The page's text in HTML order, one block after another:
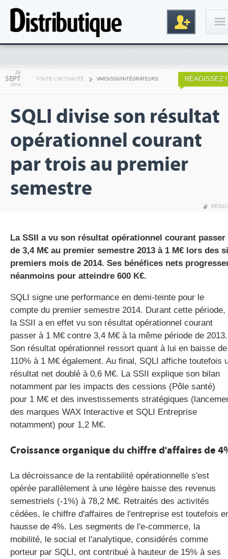
Inscription
gratuite
26
SEPT
2014
TOUTE L'ACTUALITÉ VARS/SSII/INTÉGRATEURS RÉAGISSEZ !
SQLI divise son résultat
opérationnel courant
par trois au premier
semestre
La SSII a vu son résultat opérationnel courant passer
de 3,4 M€ au premier semestre 2013 à 1 M€ lors des
premiers mois de 2014. Ses bénéfices nets
néanmoins pour atteindre 600 K€.
SQLI signe une performance en demi-teinte pour le
compte du premier semestre 2014. Durant cette période,
la SSII a en effet vu son résultat opérationnel courant
passer à 1 M€ contre 3,4 M€ à la même période de 2013.
Son résultat opérationnel ressort quant à lui en baisse de
110% à 1 M€ également. Au final, SQLI affiche toutefois
résultat net doublé à 0,6 M€. La SSII explique son bilan
notamment par les impacts des cessions (Pôle santé)
pour 1 M€ et des investissements stratégiques
des marques WAX Interactive et SQLI Entreprise
notamment) pour 1,2 M€.
Croissance organique du chiffre d'affaires de
La décroissance de la rentabilité opérationnelle s'est
opérée parallèlement à une légère baisse des revenus
semestriels (-1%) à 78,2 M€. Retraités des activités
cédées, le chiffre d'affaires de l'entreprise est toutefois
hausse de 4%. Les segments de l'e-commerce, la
mobilité, le social et l'analytique, considérés comme
porteur par SQLI, ont contribué à hauteur de 15% à ses